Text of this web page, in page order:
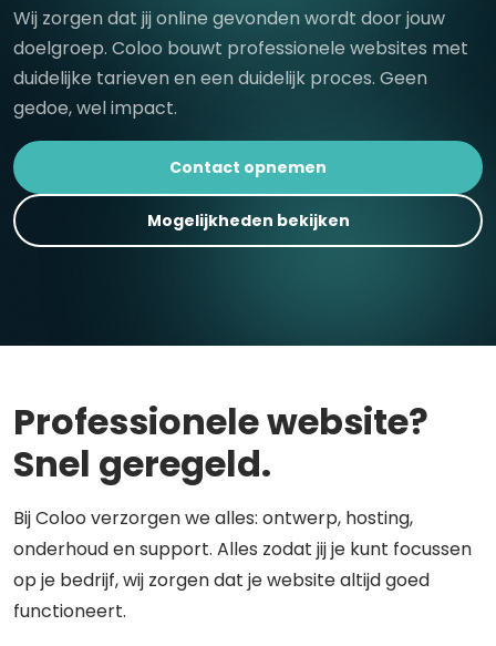
Wij zorgen dat jij online gevonden wordt door jouw
doelgroep. Coloo bouwt professionele websites met
duidelijke tarieven en een duidelijk proces. Geen
gedoe, wel impact.
Contact opnemen
Mogelijkheden bekijken
Professionele website?
Snel geregeld.
Bij Coloo verzorgen we alles: ontwerp, hosting,
onderhoud en support. Alles zodat jij je kunt focussen
op je bedrijf, wij zorgen dat je website altijd goed
functioneert.